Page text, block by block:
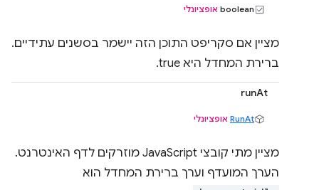
boolean אופציונלי
מציין אם סקריפט התוכן הזה יישמר בסשנים עתידיים.
ברירת המחדל היא true.
runAt
RunAt אופציונלי
מציין מתי קובצי JavaScript מוזרקים לדף האינטרנט.
הערך המועדף וערך ברירת המחדל הוא